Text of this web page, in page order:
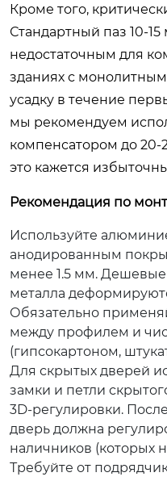
Кроме того,
Стандартный паз 10-
недостаточным для
зданиях с
усадку в течение
мы рекомендуем
компенсатором до 20-
это кажется
Рекомендация по
Используйте
анодированным
менее 1.5 мм. Дешевые
металла
Обязательно
между профилем и
(гипсокартоном,
Для скрытых дверей
замки и петли
3D-регулировки.
дверь должна
наличников (которых
Требуйте от